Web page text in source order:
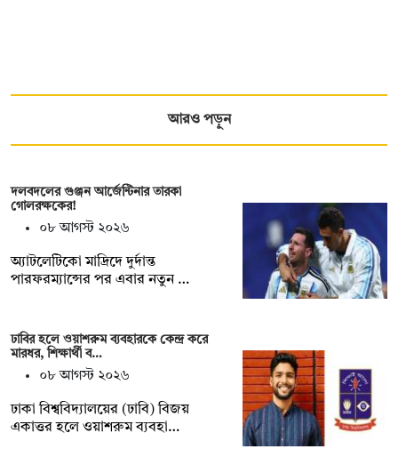
আরও পড়ুন
দলবদলের গুঞ্জন আর্জেন্টিনার তারকা
গোলরক্ষকের!
০৮ আগস্ট ২০২৬
অ্যাটলেটিকো মাদ্রিদে দুর্দান্ত
পারফরম্যান্সের পর এবার নতুন …
ঢাবির হলে ওয়াশরুম ব্যবহারকে কেন্দ্র করে
মারধর, শিক্ষার্থী ব…
০৮ আগস্ট ২০২৬
ঢাকা বিশ্ববিদ্যালয়ের (ঢাবি) বিজয়
একাত্তর হলে ওয়াশরুম ব্যবহা…